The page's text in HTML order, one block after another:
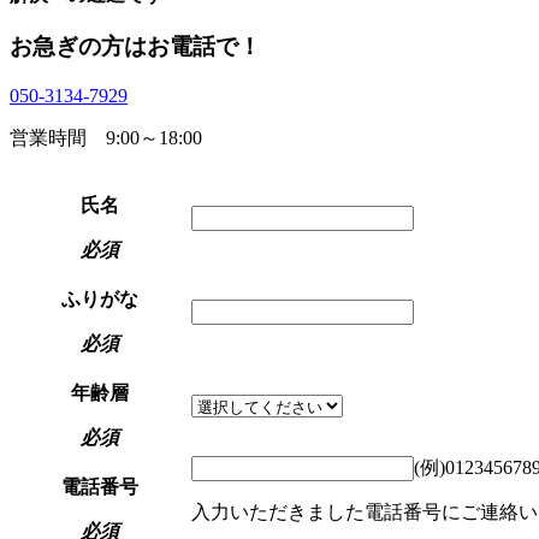
お急ぎの方はお電話で！
050-3134-7929
営業時間 9:00～18:00
氏名
必須
ふりがな
必須
年齢層
必須
電話番号
必須
(例
入力いただきました電話番号にご連絡